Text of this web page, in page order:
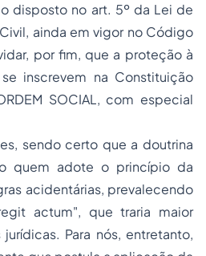
disposto no art. 5º da Lei de
ainda em vigor no Código
por fim, que a proteção à
inscrevem na Constituição
SOCIAL, com especial
sendo certo que a doutrina
quem adote o princípio da
acidentárias, prevalecendo
actum", que traria maior
Para nós, entretanto,